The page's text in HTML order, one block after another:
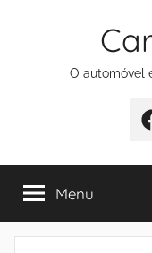
O automóvel
Menu